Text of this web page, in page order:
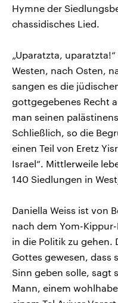
Hymne der
chassidisches Lied.
„Uparatzta,
Westen, nach Osten,
sangen es die
gottgegebenes Recht
man seinen
Schließlich, so die
einen Teil von Eretz
Israel“. Mittlerweile
140 Siedlungen in
Daniella Weiss ist von
nach dem Yom-
in die Politik zu gehen.
Gottes gewesen, dass
Sinn geben solle, sagt
Mann, einem